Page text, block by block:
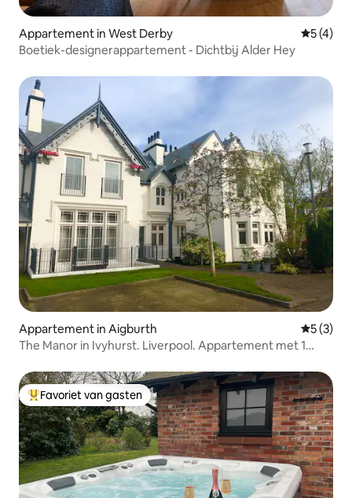
Appartement in West Derby
5 (4)
Boetiek-designerappartement - Dichtbij Alder Hey
Appartement in Aigburth
5 (3)
The Manor in Ivyhurst. Liverpool. Appartement met 1
Topfavoriet van gasten
Favoriet van gasten